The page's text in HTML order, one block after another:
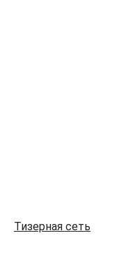
Тизерная сеть